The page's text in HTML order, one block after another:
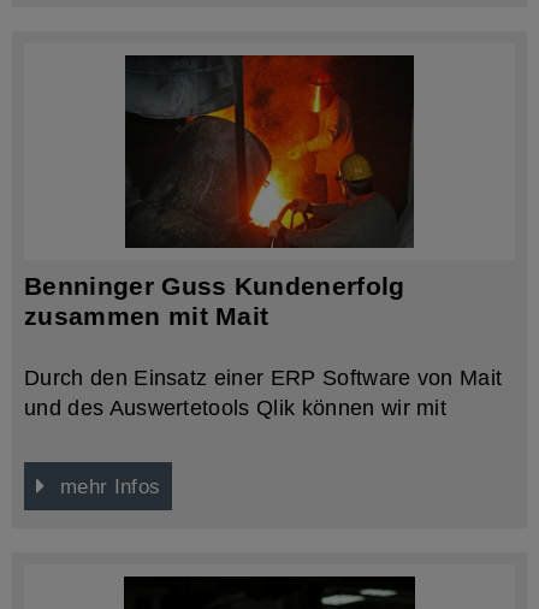
Benninger Guss Kundenerfolg
zusammen mit Mait
Durch den Einsatz einer ERP Software von Mait
und des Auswertetools Qlik können wir mit
arbeiten und diese transparent Auswerten. Dies
setzen wir zum Vorteil unserer Kunden ein, da
mehr Infos